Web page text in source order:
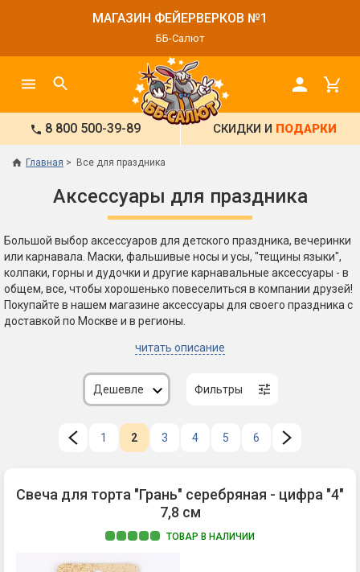
МАГАЗИН ФЕЙЕРВЕРКОВ №1
ББ-Салют
8 800 500-39-89 СКИДКИ И ПОДАРКИ
Главная Все для праздника
Аксессуары для праздника
Большой выбор аксессуаров для детского праздника, вечеринки
или карнавала. Маски, фальшивые носы и усы, "тещины языки",
колпаки, горны и дудочки и другие карнавальные аксессуары - в
общем, все, чтобы хорошенько повеселиться в компании друзей!
Покупайте в нашем магазине аксессуары для своего праздника с
доставкой по Москве и в регионы.
читать описание
Дешевле Фильтры
1 2 3 4 5 6
Свеча для торта "Грань" серебряная - цифра "4"
7,8 см
ТОВАР В НАЛИЧИИ